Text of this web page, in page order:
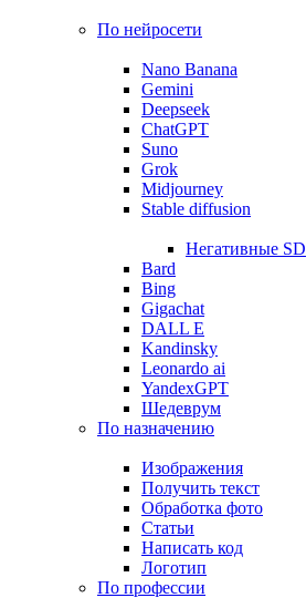
По нейросети
Nano Banana
Gemini
Deepseek
ChatGPT
Suno
Grok
Midjourney
Stable diffusion
Негативные SD
Bard
Bing
Gigachat
DALL E
Kandinsky
Leonardo ai
YandexGPT
Шедеврум
По назначению
Изображения
Получить текст
Обработка фото
Статьи
Написать код
Логотип
По профессии